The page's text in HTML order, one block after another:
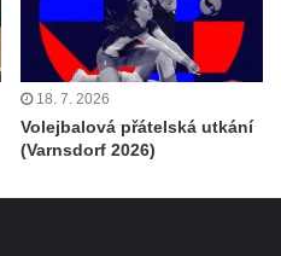
18. 7. 2026
Volejbalová přátelská utkání
(Varnsdorf 2026)